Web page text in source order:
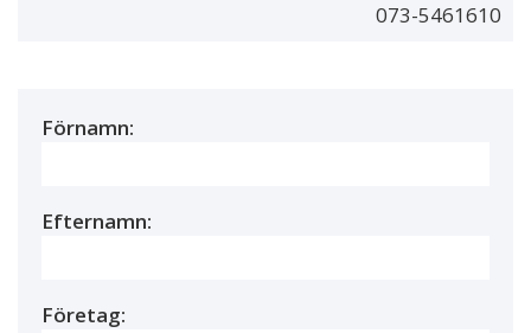
073-5461610
Förnamn:
Efternamn:
Företag: